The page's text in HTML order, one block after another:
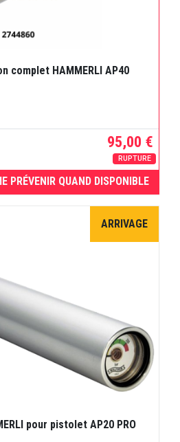
complet HAMMERLI AP40
95,00 €
RUPTURE
PRÉVENIR QUAND DISPONIBLE
ARRIVAGE
pour pistolet AP20 PRO